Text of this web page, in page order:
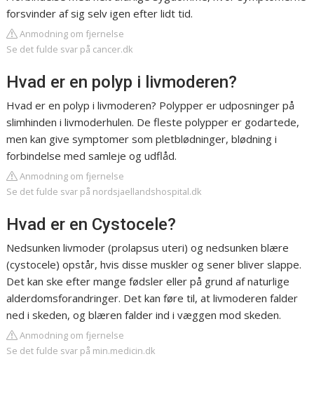
forsvinder af sig selv igen efter lidt tid.
Anmodning om fjernelse
Se det fulde svar på cancer.dk
Hvad er en polyp i livmoderen?
Hvad er en polyp i livmoderen? Polypper er udposninger på
slimhinden i livmoderhulen. De fleste polypper er godartede,
men kan give symptomer som pletblødninger, blødning i
forbindelse med samleje og udflåd.
Anmodning om fjernelse
Se det fulde svar på nordsjaellandshospital.dk
Hvad er en Cystocele?
Nedsunken livmoder (prolapsus uteri) og nedsunken blære
(cystocele) opstår, hvis disse muskler og sener bliver slappe.
Det kan ske efter mange fødsler eller på grund af naturlige
alderdomsforandringer. Det kan føre til, at livmoderen falder
ned i skeden, og blæren falder ind i væggen mod skeden.
Anmodning om fjernelse
Se det fulde svar på min.medicin.dk